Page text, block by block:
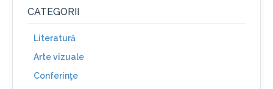
CATEGORII
Literatură
Arte vizuale
Conferinţe